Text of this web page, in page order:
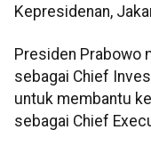
Kepresidenan,
Presiden Prabowo
sebagai Chief
untuk membantu
sebagai Chief